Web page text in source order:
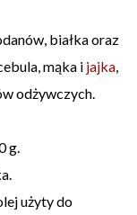
białka oraz
mąka i jajka,
odżywczych.
g.
użyty do